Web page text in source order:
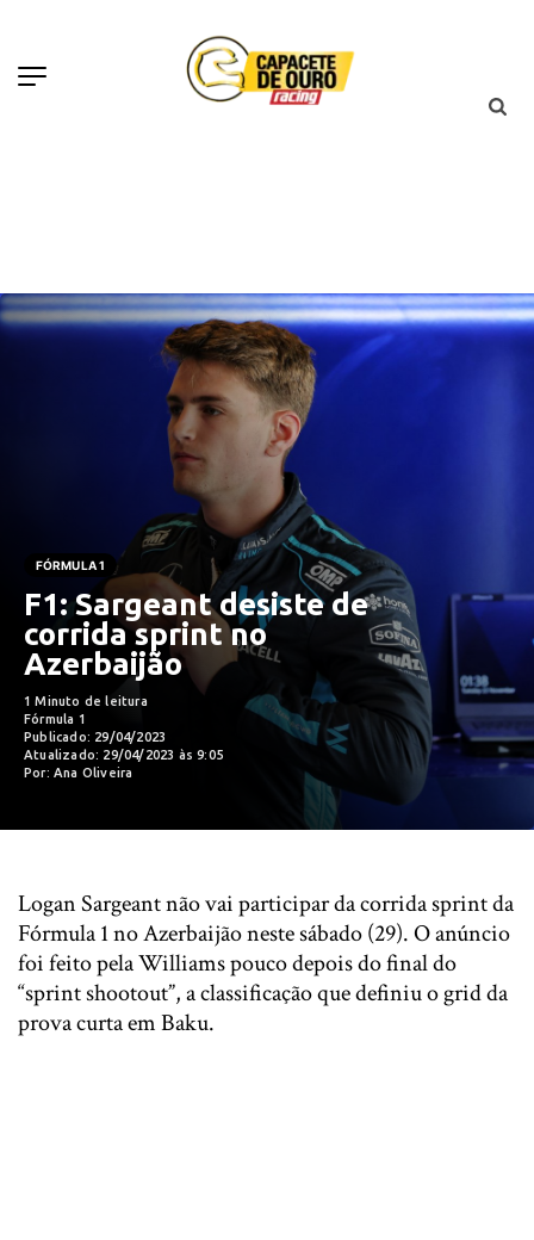
FÓRMULA 1
F1: Sargeant desiste de
corrida sprint no
Azerbaijão
1 Minuto de leitura
Fórmula 1
Publicado: 29/04/2023
Atualizado: 29/04/2023 às 9:05
Por: Ana Oliveira
Logan Sargeant não vai participar da corrida sprint da
Fórmula 1 no Azerbaijão neste sábado (29). O anúncio
foi feito pela Williams pouco depois do final do
“sprint shootout”, a classificação que definiu o grid da
prova curta em Baku.